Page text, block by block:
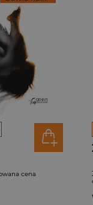
cena